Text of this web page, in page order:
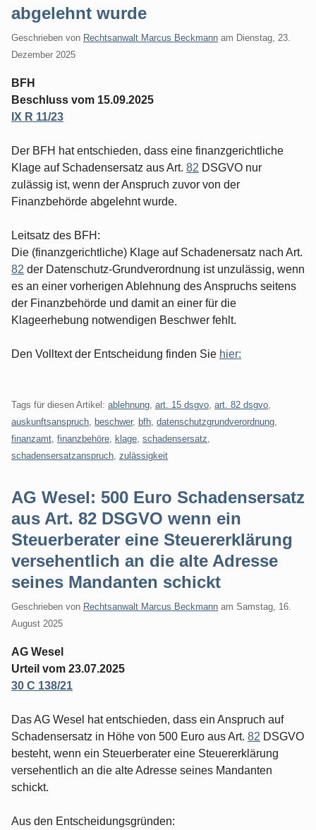
abgelehnt wurde
Geschrieben von Rechtsanwalt Marcus Beckmann am Dienstag, 23.
Dezember 2025
BFH
Beschluss vom 15.09.2025
IX R 11/23
Der BFH hat entschieden, dass eine finanzgerichtliche
Klage auf Schadensersatz aus Art. 82 DSGVO nur
zulässig ist, wenn der Anspruch zuvor von der
Finanzbehörde abgelehnt wurde.
Leitsatz des BFH:
Die (finanzgerichtliche) Klage auf Schadenersatz nach Art.
82 der Datenschutz-Grundverordnung ist unzulässig, wenn
es an einer vorherigen Ablehnung des Anspruchs seitens
der Finanzbehörde und damit an einer für die
Klageerhebung notwendigen Beschwer fehlt.
Den Volltext der Entscheidung finden Sie hier:
Tags für diesen Artikel: ablehnung art. 15 dsgvo art. 82 dsgvo
auskunftsanspruch
beschwer, bfh datenschutzgrundverordnung
finanzamt finanzbehöre klage schadensersatz
schadensersatzanspruch zulässigkeit
AG Wesel: 500 Euro Schadensersatz
aus Art. 82 DSGVO wenn ein
Steuerberater eine Steuererklärung
versehentlich an die alte Adresse
seines Mandanten schickt
Geschrieben von Rechtsanwalt Marcus Beckmann am Samstag, 16.
August 2025
AG Wesel
Urteil vom 23.07.2025
30 C 138/21
Das AG Wesel hat entschieden, dass ein Anspruch auf
Schadensersatz in Höhe von 500 Euro aus Art. 82 DSGVO
besteht, wenn ein Steuerberater eine Steuererklärung
versehentlich an die alte Adresse seines Mandanten
schickt.
Aus den Entscheidungsgründen: